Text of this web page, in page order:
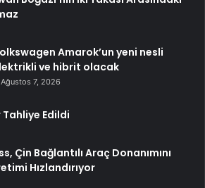
Amarok’un yeni nesli
ve hibrit olacak
Ağustos 7, 2026
Tahliye Edildi
Çin Bağlantılı Araç Donanımını
Hızlandırıyor